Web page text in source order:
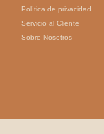
Política de privacidad
Servicio al Cliente
Sobre Nosotros